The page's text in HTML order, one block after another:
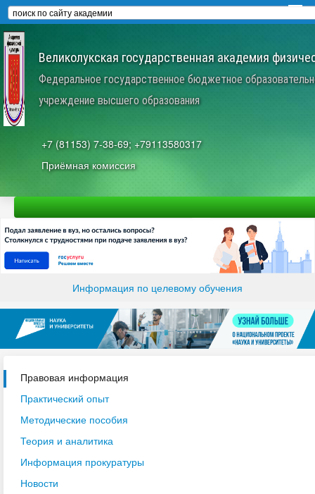
Великолукская государственная академия
Федеральное государственное бюджетное
учреждение высшего образования
+7 (81153) 7-38-69; +79113580317
Приёмная комиссия
Информация по целевому обучения
Правовая информация
Практический опыт
Методические пособия
Теория и аналитика
Информация прокуратуры
Новости